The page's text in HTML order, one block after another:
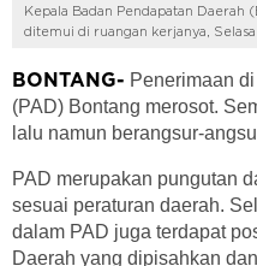
Kepala Badan Pendapatan Daerah
ditemui di ruangan kerjanya,
BONTANG- Penerimaan
(PAD) Bontang merosot.
lalu namun berangsur-
PAD merupakan pungutan
sesuai peraturan daerah.
dalam PAD juga terdapat
Daerah yang dipisahkan